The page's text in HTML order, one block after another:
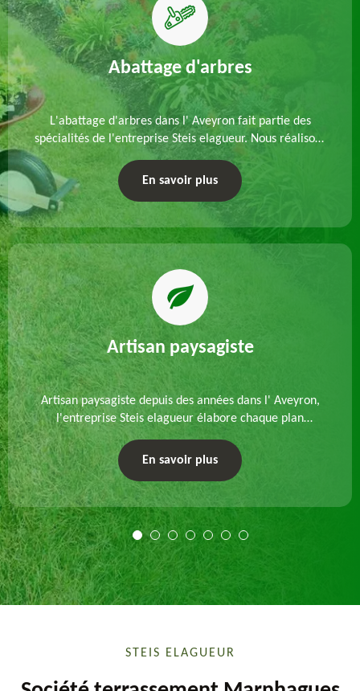
Abattage d'arbres
L'abattage d'arbres dans l' Aveyron fait partie des
spécialités de l'entreprise Steis elagueur. Nous réalisons
un abattage direct ou par démontage, tenant compte
des particularités du site et des végétaux.
En savoir plus
Artisan paysagiste
Artisan paysagiste depuis des années dans l' Aveyron,
l'entreprise Steis elagueur élabore chaque plan
d'aménagement paysager et exécute les travaux
afférents. Devis gratuit et sur mesure.
En savoir plus
STEIS ELAGUEUR